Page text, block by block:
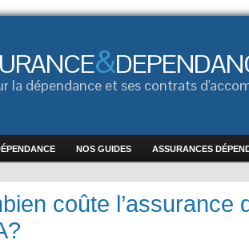
&
la dépendance et ses contrats
NOS GUIDES ASSURANCES
coûte l’assurance